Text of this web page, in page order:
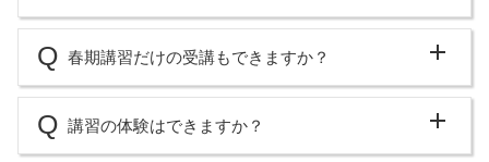
春期講習だけの受講もできますか？
講習の体験はできますか？